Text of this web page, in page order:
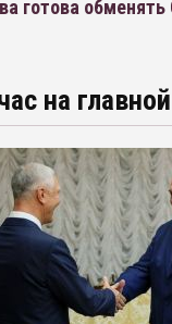
готова
на главной